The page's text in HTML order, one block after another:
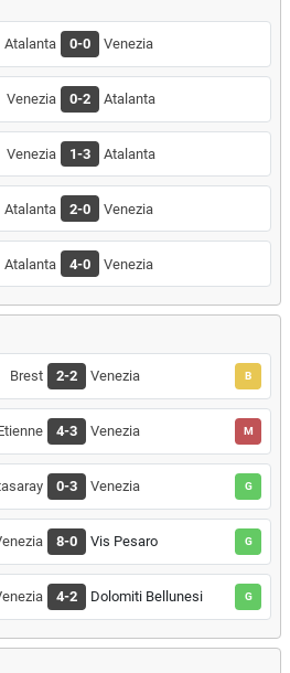
Atalanta 0-0 Venezia
Venezia 0-2 Atalanta
Venezia 1-3 Atalanta
Atalanta 2-0 Venezia
Atalanta 4-0 Venezia
Brest 2-2 Venezia B
4-3 Venezia M
0-3 Venezia G
8-0 Vis Pesaro G
4-2 Dolomiti Bellunesi G